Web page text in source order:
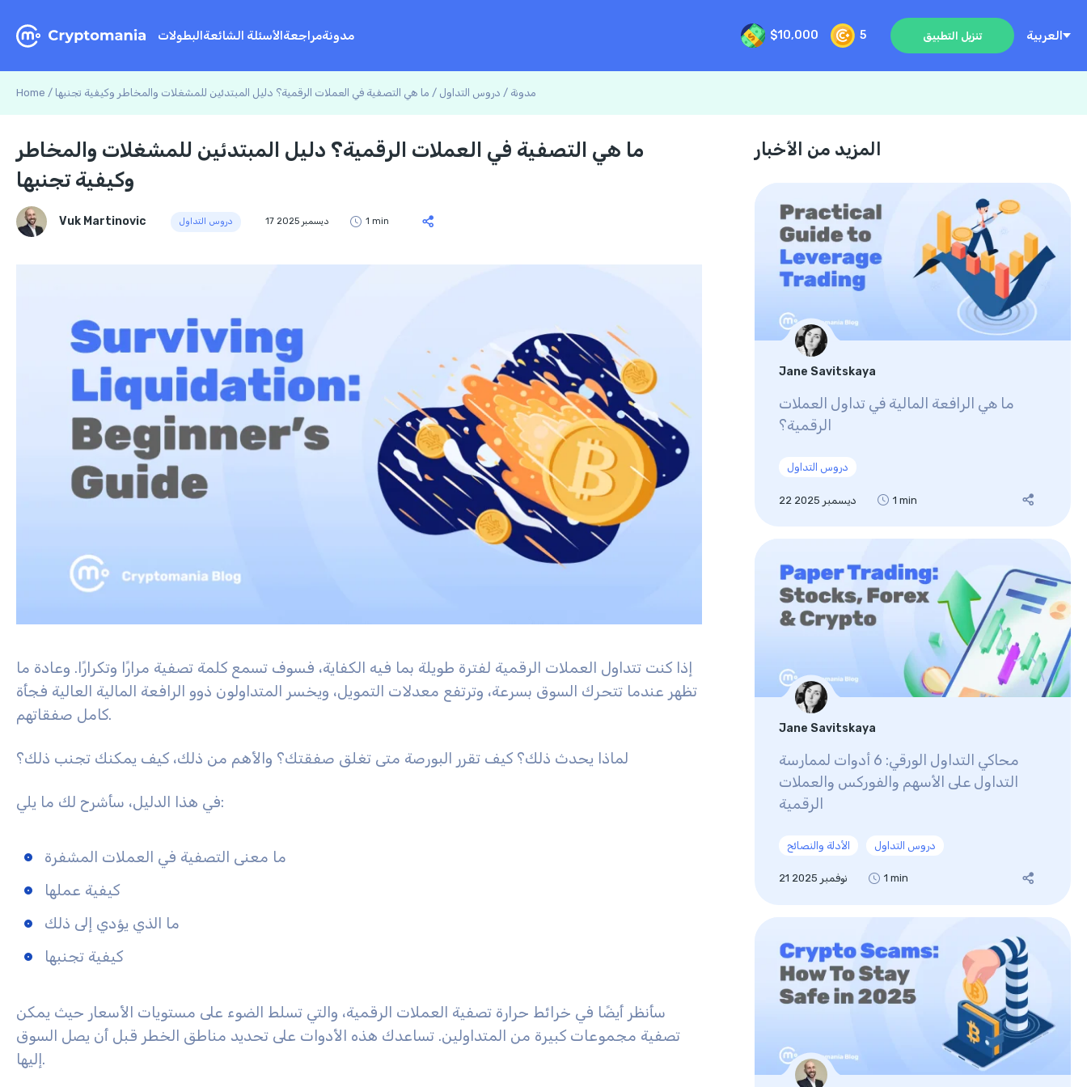
البطولاتالأسئلة الشائعةمراجعةمدونة $10,000 5 تنزيل التطبيق العربية
Home / مدونة / دروس التداول / ما هي التصفية في العملات الرقمية؟ دليل المبتدئين للمشغلات والمخاطر وكيفية تجنبها
ما هي التصفية في العملات الرقمية؟ دليل المبتدئين للمشغلات والمخاطر
وكيفية تجنبها
Vuk Martinovic دروس التداول 17 ديسمبر 2025 1 min
إذا كنت تتداول العملات الرقمية لفترة طويلة بما فيه الكفاية، فسوف تسمع كلمة تصفية مرارًا وتكرارًا. وعادة ما
تظهر عندما تتحرك السوق بسرعة، وترتفع معدلات التمويل، ويخسر المتداولون ذوو الرافعة المالية العالية فجأة
كامل صفقاتهم.
لماذا يحدث ذلك؟ كيف تقرر البورصة متى تغلق صفقتك؟ والأهم من ذلك، كيف يمكنك تجنب ذلك؟
في هذا الدليل، سأشرح لك ما يلي:
ما معنى التصفية في العملات المشفرة
كيفية عملها
ما الذي يؤدي إلى ذلك
كيفية تجنبها
سأنظر أيضًا في خرائط حرارة تصفية العملات الرقمية، والتي تسلط الضوء على مستويات الأسعار حيث يمكن
تصفية مجموعات كبيرة من المتداولين. تساعدك هذه الأدوات على تحديد مناطق الخطر قبل أن يصل السوق
إليها.
المزيد من الأخبار
Jane Savitskaya
ما هي الرافعة المالية في تداول العملات
الرقمية؟
دروس التداول
22 ديسمبر 2025 1 min
Jane Savitskaya
محاكي التداول الورقي: 6 أدوات لممارسة
التداول على الأسهم والفوركس والعملات
الرقمية
الأدلة والنصائح دروس التداول
21 نوفمبر 2025 1 min